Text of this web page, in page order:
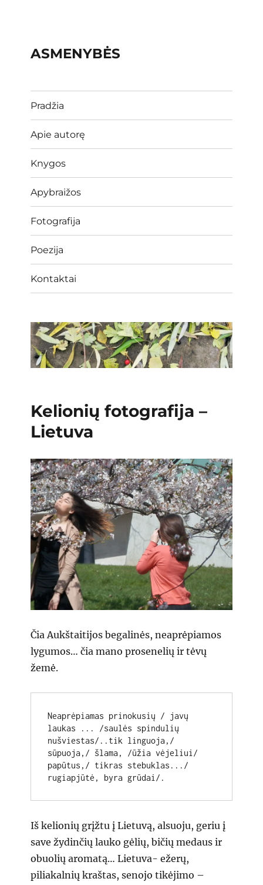
ASMENYBĖS
Pradžia
Apie autorę
Knygos
Apybraižos
Fotografija
Poezija
Kontaktai
Kelionių fotografija –
Lietuva
Čia Aukštaitijos begalinės, neaprėpiamos
lygumos… čia mano prosenelių ir tėvų
žemė.
Neaprėpiamas prinokusių / javų
laukas ... /saulės spindulių
nušviestas/..tik linguoja,/
sūpuoja,/ šlama, /ūžia vėjeliui/
papūtus,/ tikras stebuklas.../
rugiapjūtė, byra grūdai/.
Iš kelionių grįžtu į Lietuvą, alsuoju, geriu į
save žydinčių lauko gėlių, bičių medaus ir
obuolių aromatą… Lietuva- ežerų,
piliakalnių kraštas, senojo tikėjimo –